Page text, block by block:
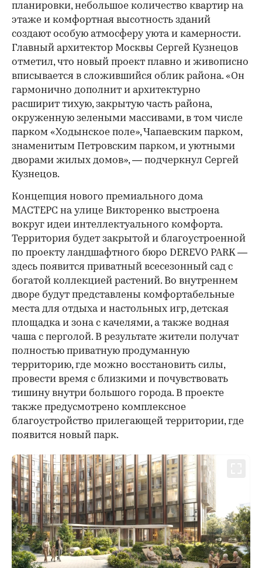
планировки, небольшое количество квартир на
этаже и комфортная высотность зданий
создают особую атмосферу уюта и камерности.
Главный архитектор Москвы Сергей Кузнецов
отметил, что новый проект плавно и живописно
вписывается в сложившийся облик района. «Он
гармонично дополнит и архитектурно
расширит тихую, закрытую часть района,
окруженную зелеными массивами, в том числе
парком «Ходынское поле», Чапаевским парком,
знаменитым Петровским парком, и уютными
дворами жилых домов», — подчеркнул Сергей
Кузнецов.
Концепция нового премиального дома
МАСТЕРС на улице Викторенко выстроена
вокруг идеи интеллектуального комфорта.
Территория будет закрытой и благоустроенной
по проекту ландшафтного бюро DEREVO PARK —
здесь появится приватный всесезонный сад с
богатой коллекцией растений. Во внутреннем
дворе будут представлены комфортабельные
места для отдыха и настольных игр, детская
площадка и зона с качелями, а также водная
чаша с перголой. В результате жители получат
полностью приватную продуманную
территорию, где можно восстановить силы,
провести время с близкими и почувствовать
тишину внутри большого города. В проекте
также предусмотрено комплексное
благоустройство прилегающей территории, где
появится новый парк.